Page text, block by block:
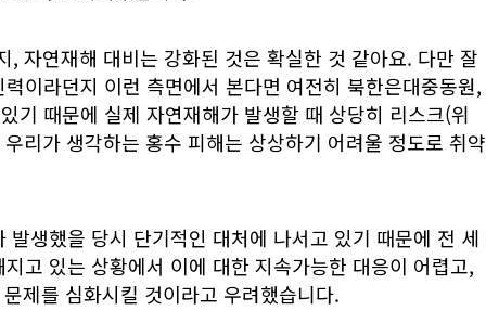
, 자연재해 대비는 강화된 것은 확실한 것 같아요. 다만 잘
이라던지 이런 측면에서 본다면 여전히 북한은대중동원,
기 때문에 실제 자연재해가 발생할 때 상당히 리스크(위
리가 생각하는 홍수 피해는 상상하기 어려울 정도로 취약
발생했을 당시 단기적인 대처에 나서고 있기 때문에 전 세
고 있는 상황에서 이에 대한 지속가능한 대응이 어렵고,
제를 심화시킬 것이라고 우려했습니다.